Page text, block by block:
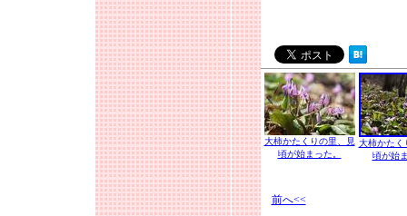
大柿かたくりの里、見
頃が始まった。
大柿かたく
頃が始
前へ<<